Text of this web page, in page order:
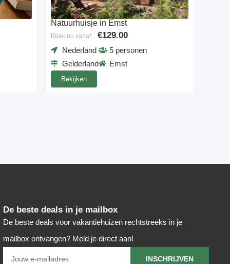
Natuurhuisje in Emst
Boek nu vanaf: €129.00
Nederland
Gelderland
5 personen
Emst
Bekijken
De beste deals in je mailbox
De beste deals voor vakantiehuizen rechtstreeks in je
mailbox ontvangen? Meld je direct aan!
INSCHRIJVEN